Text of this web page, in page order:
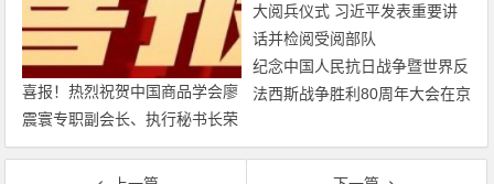
喜报！热烈祝贺中国商品学会廖
震寰专职副会长、执行秘书长荣
获农工党中央表彰
纪念中国人民抗日战争暨世界反
法西斯战争胜利80周年大会在京
阅兵仪式 习近平发表重要讲话
并检阅受阅部队